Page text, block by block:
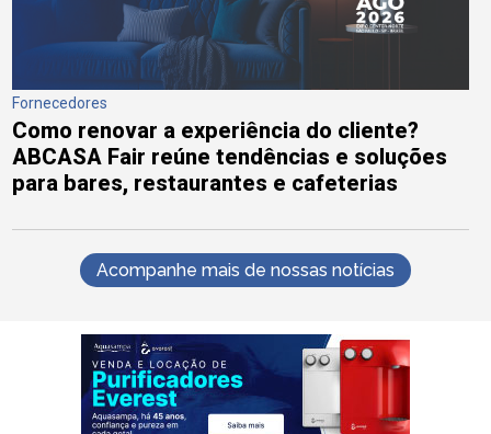
Fornecedores
Como renovar a experiência do cliente?
ABCASA Fair reúne tendências e soluções
para bares, restaurantes e cafeterias
Acompanhe mais de nossas notícias